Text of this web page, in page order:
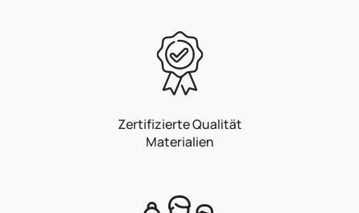
Zertifizierte Qualität
Materialien